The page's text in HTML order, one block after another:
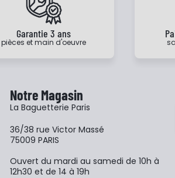
Garantie 3 ans
pièces et main d'oeuvre
Notre Magasin
La Baguetterie Paris
36/38 rue Victor Massé
75009 PARIS
Ouvert du mardi au samedi de 10h à
12h30 et de 14 à 19h